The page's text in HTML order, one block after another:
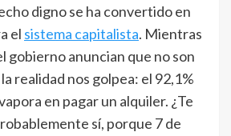
digno se ha convertido en
el sistema capitalista. Mientras
gobierno anuncian que no son
realidad nos golpea: el 92,1%
en pagar un alquiler. ¿Te
sí, porque 7 de